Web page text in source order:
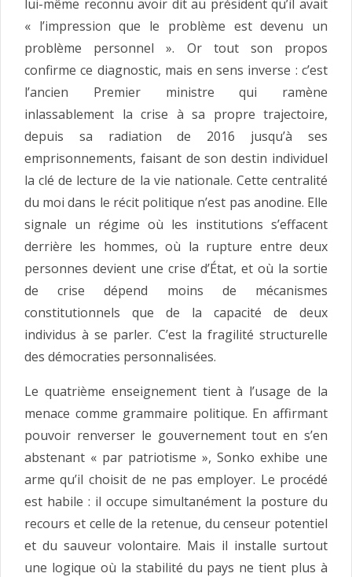
lui-même reconnu avoir dit au président qu’il avait
« l’impression que le problème est devenu un
problème personnel ». Or tout son propos
confirme ce diagnostic, mais en sens inverse : c’est
l’ancien Premier ministre qui ramène
inlassablement la crise à sa propre trajectoire,
depuis sa radiation de 2016 jusqu’à ses
emprisonnements, faisant de son destin individuel
la clé de lecture de la vie nationale. Cette centralité
du moi dans le récit politique n’est pas anodine. Elle
signale un régime où les institutions s’effacent
derrière les hommes, où la rupture entre deux
personnes devient une crise d’État, et où la sortie
de crise dépend moins de mécanismes
constitutionnels que de la capacité de deux
individus à se parler. C’est la fragilité structurelle
des démocraties personnalisées.
Le quatrième enseignement tient à l’usage de la
menace comme grammaire politique. En affirmant
pouvoir renverser le gouvernement tout en s’en
abstenant « par patriotisme », Sonko exhibe une
arme qu’il choisit de ne pas employer. Le procédé
est habile : il occupe simultanément la posture du
recours et celle de la retenue, du censeur potentiel
et du sauveur volontaire. Mais il installe surtout
une logique où la stabilité du pays ne tient plus à